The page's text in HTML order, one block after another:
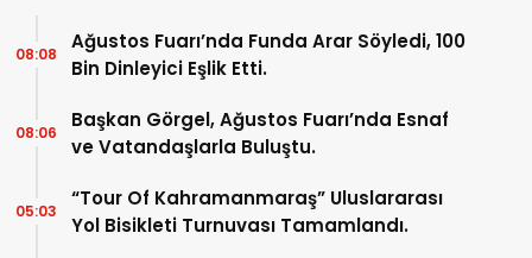
Ağustos Fuarı’nda Funda Arar Söyledi, 100
Bin Dinleyici Eşlik Etti.
08:08
Başkan Görgel, Ağustos Fuarı’nda Esnaf
ve Vatandaşlarla Buluştu.
08:06
“Tour Of Kahramanmaraş” Uluslararası
Yol Bisikleti Turnuvası Tamamlandı.
05:03